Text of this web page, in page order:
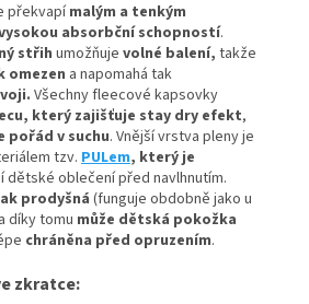
překvapímalým a tenkým
absorbční schopností.
střih umožňuje volné balení, takže
omezen a napomahá tak
. Všechny fleecové kapsovky
který zajišťuje stay dry efekt,
pořád v suchu. Vnější vrstva pleny je
tzv. PULem, který je
dětské oblečení před navlhnutím.
prodyšná (funguje obdobně jako u
díky tomu může dětská pokožka
chráněna před opruzením.
zkratce: